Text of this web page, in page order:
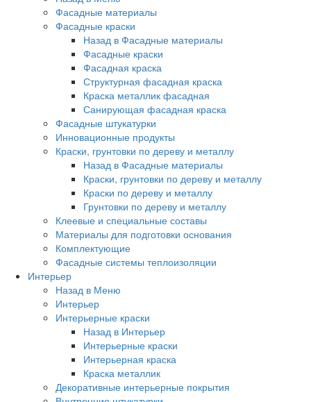
Фасадные материалы
Фасадные краски
Назад в Фасадные материалы
Фасадные краски
Фасадная краска
Структурная фасадная краска
Краска металлик фасадная
Санирующая фасадная краска
Фасадные штукатурки
Инновационные продукты
Краски, грунтовки по дереву и металлу
Назад в Фасадные материалы
Краски, грунтовки по дереву и металлу
Краски по дереву и металлу
Грунтовки по дереву и металлу
Клеевые и специальные составы
Материалы для подготовки основания
Комплектующие
Фасадные системы теплоизоляции
Интерьер
Назад в Меню
Интерьер
Интерьерные краски
Назад в Интерьер
Интерьерные краски
Интерьерная краска
Краска металлик
Декоративные интерьерные покрытия